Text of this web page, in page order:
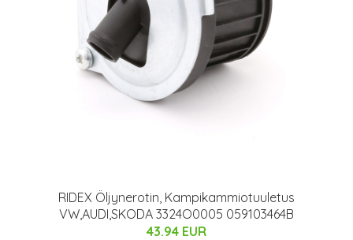
RIDEX Öljynerotin, Kampikammiotuuletus
VW,AUDI,SKODA 3324O0005 059103464B
43.94 EUR